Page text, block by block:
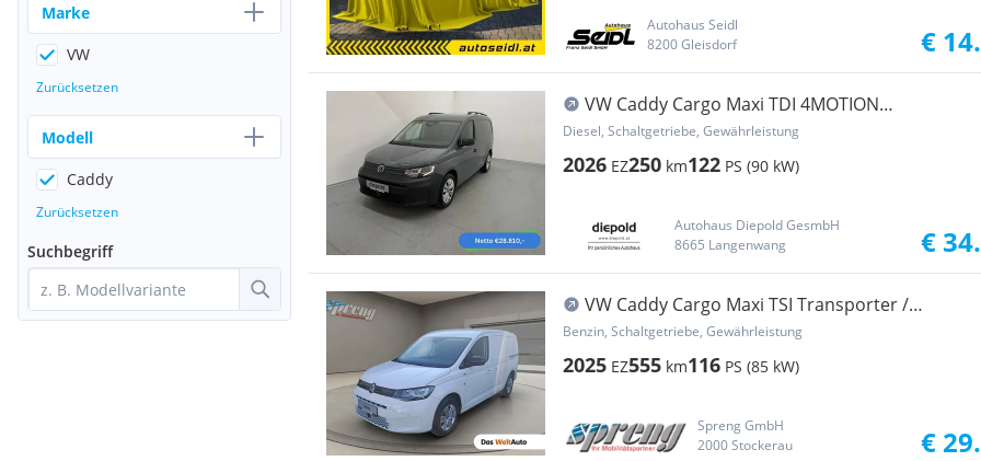
Autohaus Seidl
8200 Gleisdorf
€
VW Caddy Cargo Maxi TDI 4MOTION
Transporter / Kastenwagen
Diesel, Schaltgetriebe, Gewährleistung
2026 EZ250 km122 PS (90 kW)
Autohaus Diepold GesmbH
8665 Langenwang
€
VW Caddy Cargo Maxi TSI Transporter /
Kastenwagen
Benzin, Schaltgetriebe, Gewährleistung
2025 EZ555 km116 PS (85 kW)
Spreng GmbH
2000 Stockerau
€
Marke
VW
Zurücksetzen
Modell
Caddy
Zurücksetzen
Suchbegriff